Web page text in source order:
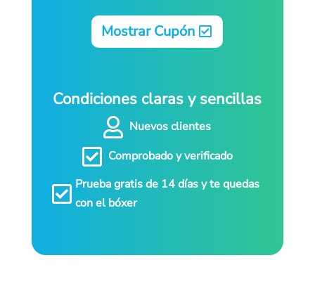
Mostrar Cupón
Condiciones claras y sencillas
 Nuevos clientes
 Comprobado y verificado
 Prueba gratis de 14 días y te quedas
con el bóxer